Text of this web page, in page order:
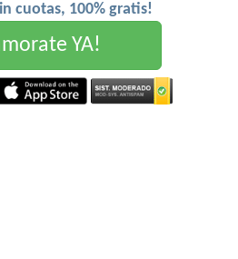
cuotas, 100% gratis!
YA!